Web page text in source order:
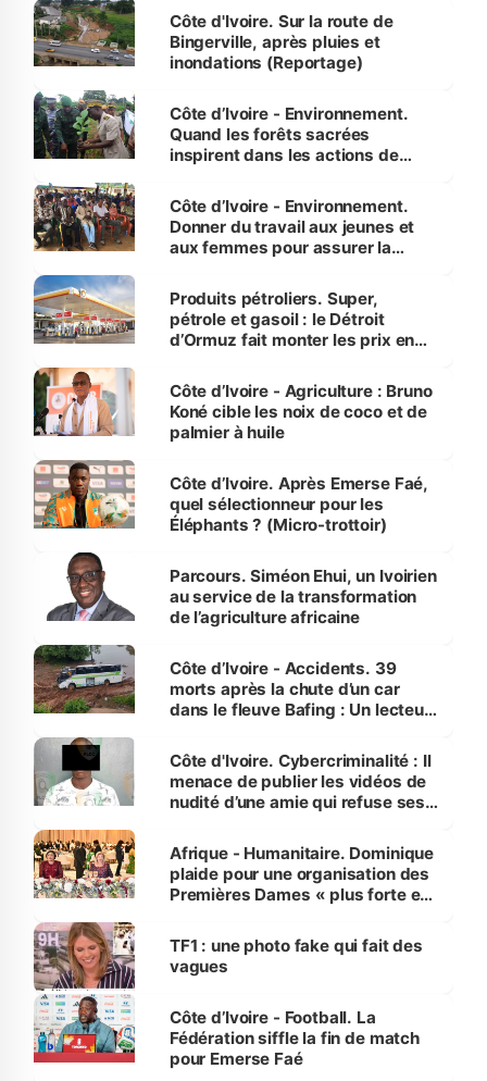
(Alassane Ouattara
Côte d'Ivoire. Sur la route de
Bingerville, après pluies et
inondations (Reportage)
Côte d’Ivoire - Environnement.
Quand les forêts sacrées
inspirent dans les actions de
Côte d’Ivoire - Environnement.
Donner du travail aux jeunes et
aux femmes pour assurer la
menacées
Produits pétroliers. Super,
pétrole et gasoil : le Détroit
d’Ormuz fait monter les prix en
Côte d’Ivoire - Agriculture : Bruno
Koné cible les noix de coco et de
palmier à huile
Côte d’Ivoire. Après Emerse Faé,
quel sélectionneur pour les
Éléphants ? (Micro-trottoir)
Parcours. Siméon Ehui, un Ivoirien
au service de la transformation
de l’agriculture africaine
Côte d’Ivoire - Accidents. 39
morts après la chute d’un car
dans le fleuve Bafing : Un lecteur
des Transports
Côte d'Ivoire. Cybercriminalité : Il
menace de publier les vidéos de
nudité d’une amie qui refuse ses
Afrique - Humanitaire. Dominique
plaide pour une organisation des
Premières Dames « plus forte et
sur la scène internationale »
TF1 : une photo fake qui fait des
vagues
Côte d’Ivoire - Football. La
Fédération siffle la fin de match
pour Emerse Faé